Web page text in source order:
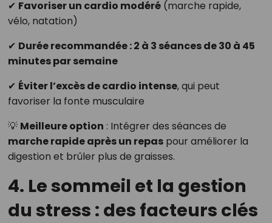
✔ Favoriser un cardio modéré(marche rapide,
vélo, natation)
✔ Durée recommandée : 2 à 3 séances de 30 à 45
minutes par semaine
✔ Éviter l’excès de cardio intense, qui peut
favoriser la fonte musculaire
💡 Meilleure option : Intégrer des séances de
marche rapide après un repaspour améliorer la
digestion et brûler plus de graisses.
4. Le sommeil et la gestion
du stress : des facteurs clés